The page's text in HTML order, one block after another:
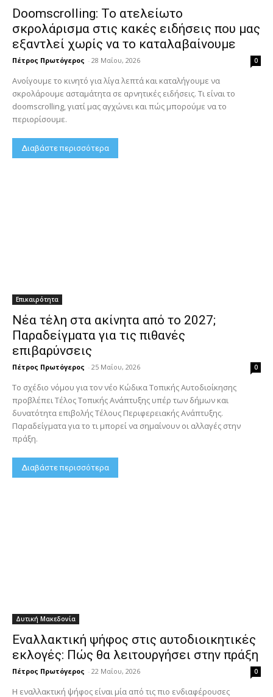
Doomscrolling: Το ατελείωτο
σκρολάρισμα στις κακές ειδήσεις που μας
εξαντλεί χωρίς να το καταλαβαίνουμε
Πέτρος Πρωτόγερος - 28 Μαΐου, 2026 0
Ανοίγουμε το κινητό για λίγα λεπτά και καταλήγουμε να
σκρολάρουμε ασταμάτητα σε αρνητικές ειδήσεις. Τι είναι το
doomscrolling, γιατί μας αγχώνει και πώς μπορούμε να το
περιορίσουμε.
Διαβάστε περισσότερα
Επικαιρότητα
Νέα τέλη στα ακίνητα από το 2027;
Παραδείγματα για τις πιθανές
επιβαρύνσεις
Πέτρος Πρωτόγερος - 25 Μαΐου, 2026 0
Το σχέδιο νόμου για τον νέο Κώδικα Τοπικής Αυτοδιοίκησης
προβλέπει Τέλος Τοπικής Ανάπτυξης υπέρ των δήμων και
δυνατότητα επιβολής Τέλους Περιφερειακής Ανάπτυξης.
Παραδείγματα για το τι μπορεί να σημαίνουν οι αλλαγές στην
πράξη.
Διαβάστε περισσότερα
Δυτική Μακεδονία
Εναλλακτική ψήφος στις αυτοδιοικητικές
εκλογές: Πώς θα λειτουργήσει στην πράξη
Πέτρος Πρωτόγερος - 22 Μαΐου, 2026 0
Η εναλλακτική ψήφος είναι μία από τις πιο ενδιαφέρουσες